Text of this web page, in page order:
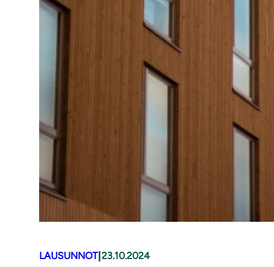
LAUSUNNOT|23.10.2024